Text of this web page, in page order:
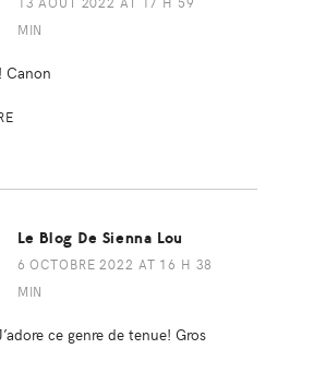
MIN
Canon
Le Blog De Sienna Lou
6 OCTOBRE 2022 AT 16 H 38
MIN
ce genre de tenue! Gros